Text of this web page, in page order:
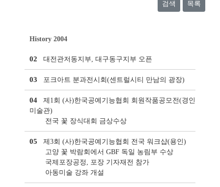
검색 목록
History 2004
02 대전관저동지부, 대구동구지부 오픈
03 포크아트 분과전시회(센트럴시티 만남의 광장)
04
제1회 (사)한국공예기능협회 회원작품공모전(경인
미술관)
전국 꽃 장식대회 금상수상
05
제3회 (사)한국공예기능협회 전국 워크샵(용인)
고양 꽃 박람회에서 GBF 독일 농림부 수상
국제포장공정, 포장 기자재전 참가
아동미술 강좌 개설